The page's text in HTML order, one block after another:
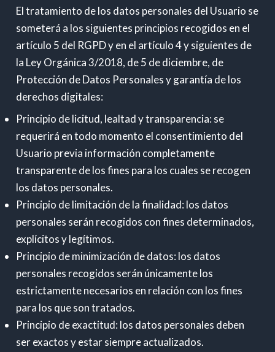
El tratamiento de los datos personales del Usuario se
someterá a los siguientes principios recogidos en el
artículo 5 del RGPD y en el artículo 4 y siguientes de
la Ley Orgánica 3/2018, de 5 de diciembre, de
Protección de Datos Personales y garantía de los
derechos digitales:
Principio de licitud, lealtad y transparencia: se
requerirá en todo momento el consentimiento del
Usuario previa información completamente
transparente de los fines para los cuales se recogen
los datos personales.
Principio de limitación de la finalidad: los datos
personales serán recogidos con fines determinados,
explícitos y legítimos.
Principio de minimización de datos: los datos
personales recogidos serán únicamente los
estrictamente necesarios en relación con los fines
para los que son tratados.
Principio de exactitud: los datos personales deben
ser exactos y estar siempre actualizados.